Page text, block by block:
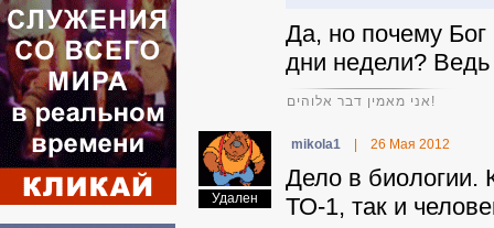
Да, но почему
дни недели?
אני מאמין דבר אלוהים!
Удален
mikola1 26 Мая 2012
Дело в биологии.
ТО-1, так и